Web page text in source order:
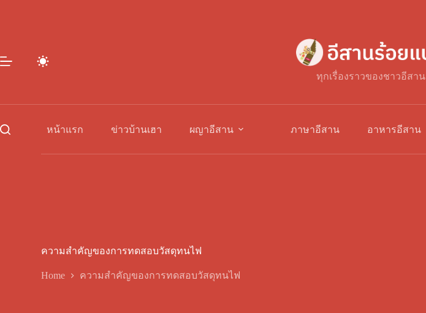
ทุกเรื่องราวของชาวอีสาน
หน้าแรก ข่าวบ้านเฮา ผญาอีสาน ภาษาอีสาน อาหารอีสาน
ความสำคัญของการทดสอบวัสดุทนไฟ
Home ความสำคัญของการทดสอบวัสดุทนไฟ